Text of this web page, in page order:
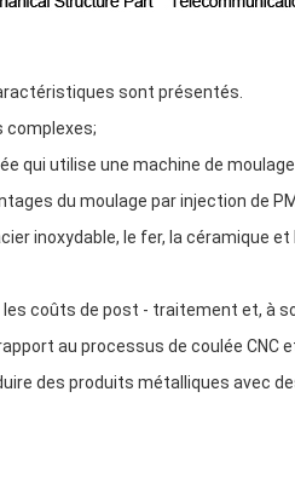
sont présentés.
complexes;
qui utilise une machine de
du moulage par injection de
inoxydable, le fer, la céramique
coûts de post - traitement et, à
au processus de coulée CNC
des produits métalliques avec